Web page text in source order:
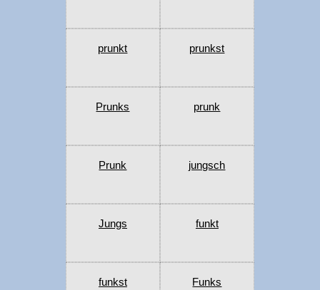
prunkt prunkst
Prunks prunk
Prunk jungsch
Jungs funkt
funkst Funks